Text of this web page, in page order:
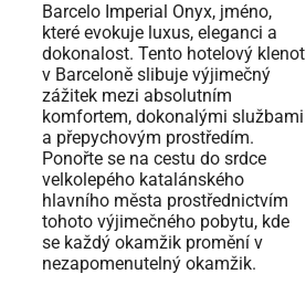
Barcelo Imperial Onyx, jméno,
které evokuje luxus, eleganci a
dokonalost. Tento hotelový klenot
v Barceloně slibuje výjimečný
zážitek mezi absolutním
komfortem, dokonalými službami
a přepychovým prostředím.
Ponořte se na cestu do srdce
velkolepého katalánského
hlavního města prostřednictvím
tohoto výjimečného pobytu, kde
se každý okamžik promění v
nezapomenutelný okamžik.